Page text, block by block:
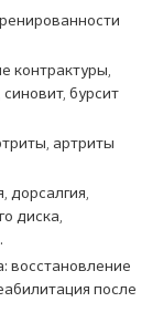
бурсит
артриты
дорсалгия,
диска,
восстановление
после